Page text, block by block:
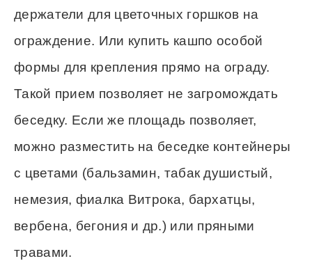
держатели для цветочных горшков на
ограждение. Или купить кашпо особой
формы для крепления прямо на ограду.
Такой прием позволяет не загромождать
беседку. Если же площадь позволяет,
можно разместить на беседке контейнеры
с цветами (бальзамин, табак душистый,
немезия, фиалка Витрока, бархатцы,
вербена, бегония и др.) или пряными
травами.